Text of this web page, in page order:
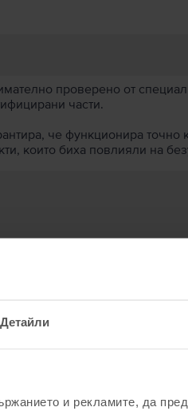
Детайли
и рекламите, да
проверено от
части.
че функционира точно
които биха повлияли на
с твоето